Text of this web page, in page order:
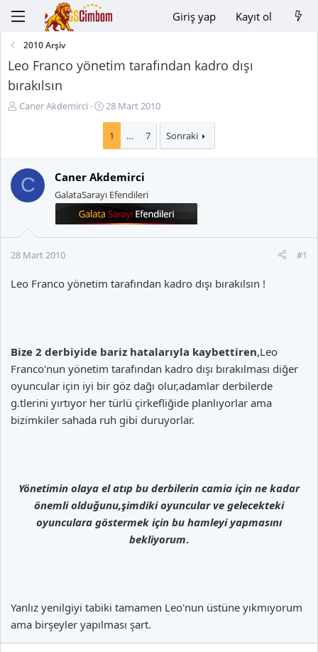
Giriş yap Kayıt ol
2010 Arşiv
Leo Franco yönetim tarafından kadro dışı
bırakılsın
K
u
B
a
t
n
Caner Akdemirci
B
a
l
n
g
ı
ç
h
28 Mart 2010
1 … 7 Sonraki
C Caner Akdemirci
GalataSarayı Efendileri
28 Mart 2010 #1
Leo Franco yönetim tarafından kadro dışı bırakılsın !
Bize 2 derbiyide bariz hatalarıyla kaybettiren,Leo
Franco'nun yönetim tarafından kadro dışı bırakılması diğer
oyuncular için iyi bir göz dağı olur,adamlar derbilerde
g.tlerini yırtıyor her türlü çirkefliğide planlıyorlar ama
bizimkiler sahada ruh gibi duruyorlar.
Yönetimin olaya el atıp bu derbilerin camia için ne kadar
önemli olduğunu,şimdiki oyuncular ve gelecekteki
oyunculara göstermek için bu hamleyi yapmasını
bekliyorum.
Yanlız yenilgiyi tabiki tamamen Leo'nun üstüne yıkmıyorum
ama birşeyler yapılması şart.